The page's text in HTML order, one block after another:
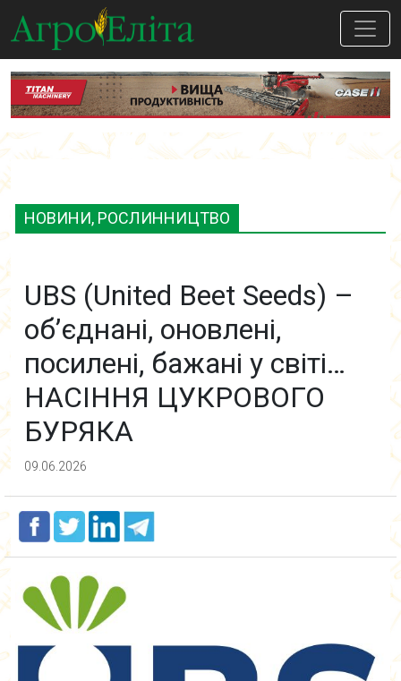
НОВИНИ, РОСЛИННИЦТВО
UBS (United Beet Seeds) –
об’єднані, оновлені,
посилені, бажані у світі…
НАСІННЯ ЦУКРОВОГО
БУРЯКА
09.06.2026